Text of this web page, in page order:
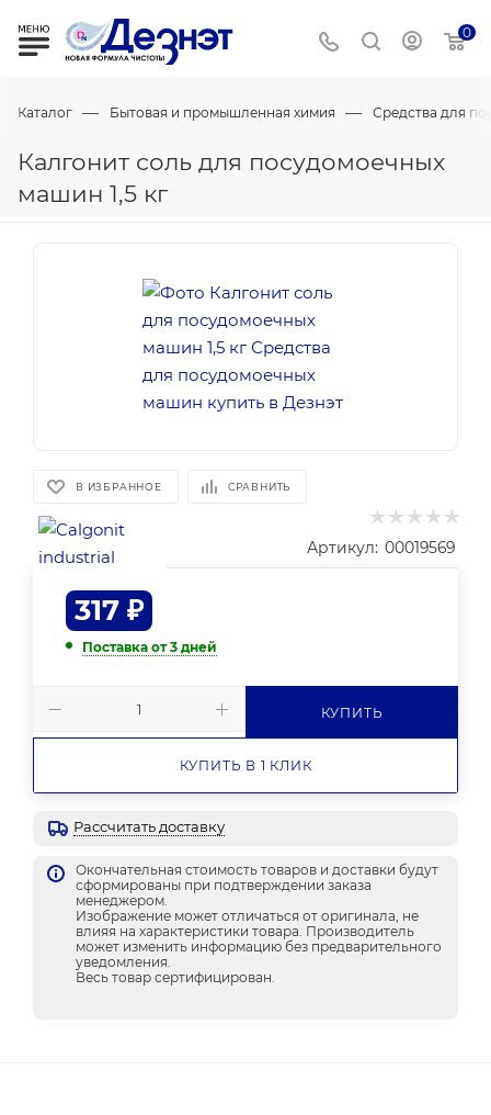
0
Каталог — Бытовая и промышленная химия — Средства для
Калгонит соль для посудомоечных
машин 1,5 кг
В ИЗБРАННОЕ СРАВНИТЬ
Артикул: 00019569
317 ₽
Поставка от 3 дней
КУПИТЬ
КУПИТЬ В 1 КЛИК
Рассчитать доставку
Окончательная стоимость товаров и доставки будут
сформированы при подтверждении заказа
менеджером.
Изображение может отличаться от оригинала, не
влияя на характеристики товара. Производитель
может изменить информацию без предварительного
уведомления.
Весь товар сертифицирован.